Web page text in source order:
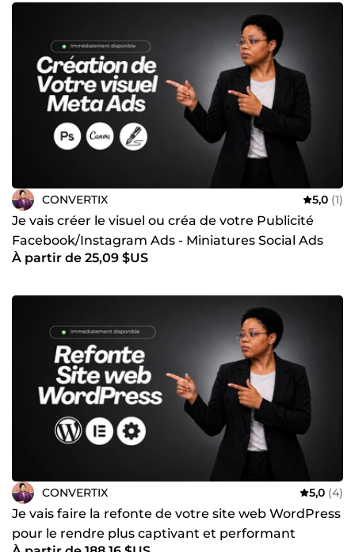
CONVERTIX 5,0 (1)
Je vais créer le visuel ou créa de votre Publicité
Facebook/Instagram Ads - Miniatures Social Ads
À partir de 25,09 $US
CONVERTIX 5,0 (4)
Je vais faire la refonte de votre site web WordPress
pour le rendre plus captivant et performant